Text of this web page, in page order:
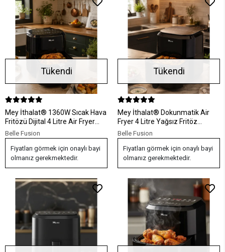
Tükendi
Mey İthalat® 1360W Sıcak Hava
Fritözü Dijital 4 Litre Air Fryer
Dokunmatik Panel
Belle Fusion
Fiyatları görmek için onaylı bayi
olmanız gerekmektedir.
Tükendi
Mey İthalat® Dokunmatik Air
Fryer 4 Litre Yağsız Fritöz
1360W Güçlü Pişirme
Belle Fusion
Fiyatları görmek için onaylı bayi
olmanız gerekmektedir.